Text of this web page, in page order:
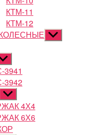
КТМ-11
КТМ-12
Показывать
подменю
3941
3942
Показывать
подменю
4Х4
6Х6